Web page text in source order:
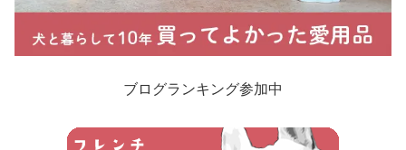
ブログランキング参加中